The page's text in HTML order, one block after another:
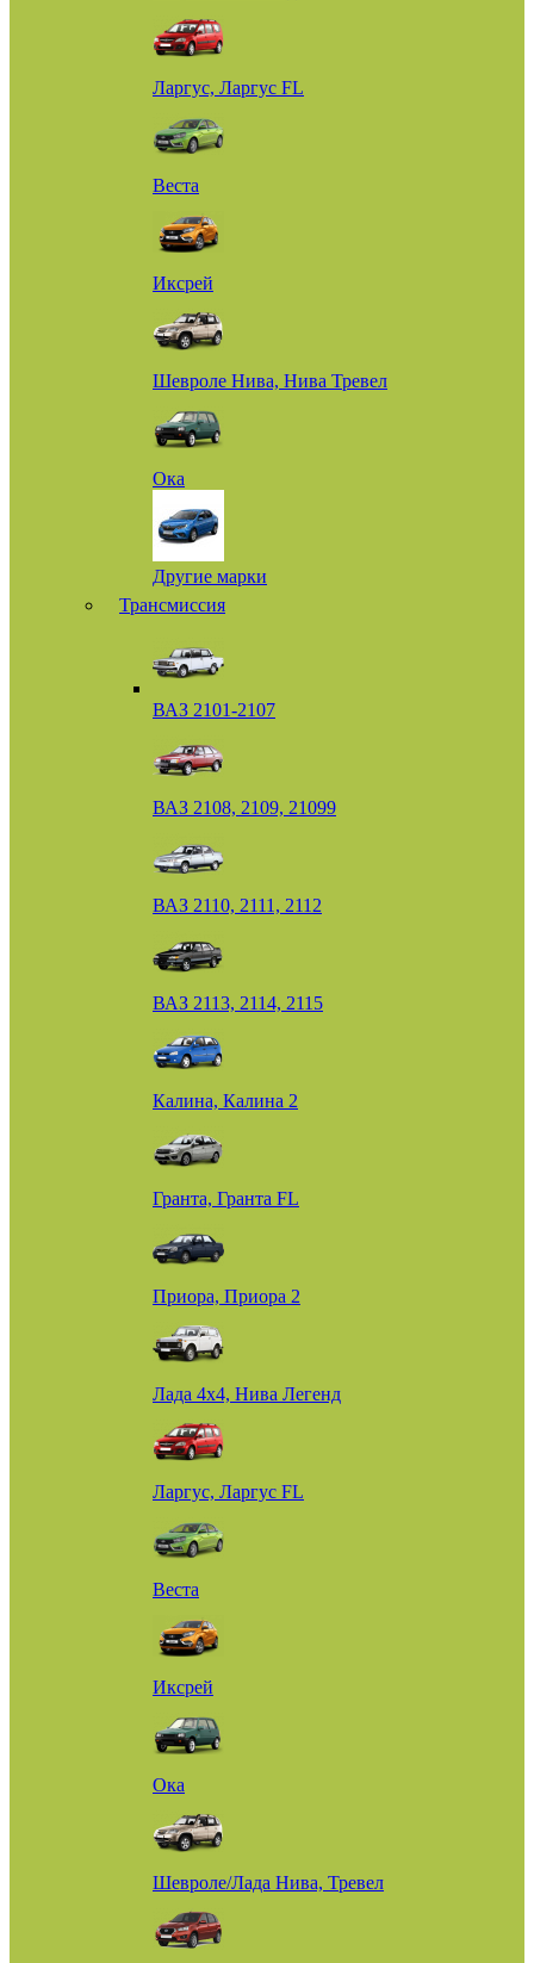
Ларгус, Ларгус FL
Веста
Иксрей
Шевроле Нива, Нива Тревел
Ока
Другие марки
Трансмиссия
ВАЗ 2101-2107
ВАЗ 2108, 2109, 21099
ВАЗ 2110, 2111, 2112
ВАЗ 2113, 2114, 2115
Калина, Калина 2
Гранта, Гранта FL
Приора, Приора 2
Лада 4х4, Нива Легенд
Ларгус, Ларгус FL
Веста
Иксрей
Ока
Шевроле/Лада Нива, Тревел